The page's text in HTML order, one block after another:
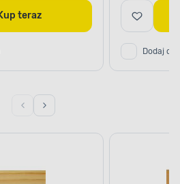
Kup teraz
Dodaj do